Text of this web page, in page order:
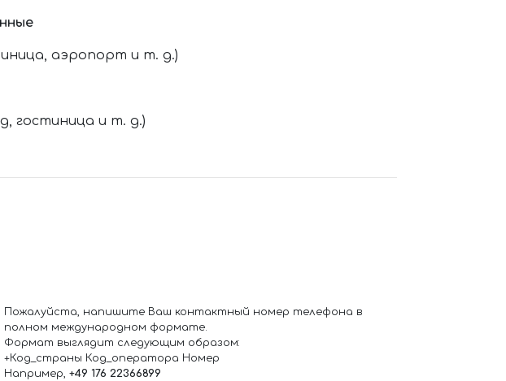
аэропорт и т. д.)
гостиница и т. д.)
Пожалуйста, напишите Ваш контактный номер телефона в
полном международном формате.
Формат выглядит следующим образом:
+Код_страны Код_оператора Номер
Например, +49 176 22366899